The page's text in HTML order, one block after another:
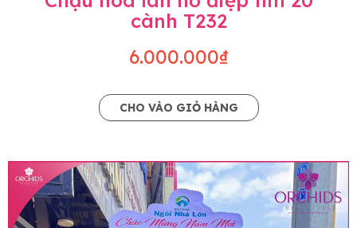
cành T232
6.000.000₫
CHO VÀO GIỎ HÀNG